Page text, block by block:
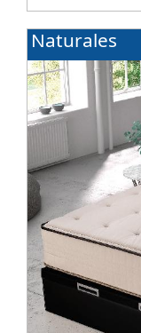
Naturales